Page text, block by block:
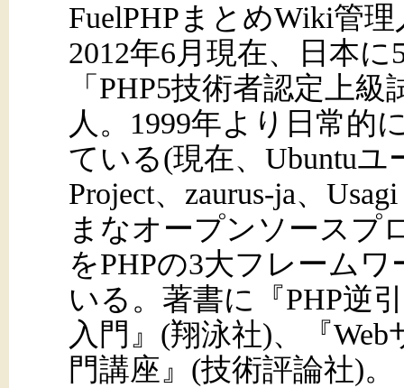
FuelPHPまとめWiki管
2012年6月現在、日本
「PHP5技術者認定上
人。1999年より日常的
ている(現在、Ubuntuユ
Project、zaurus-ja、
まなオープンソースプ
をPHPの3大フレーム
いる。著書に『PHP逆
入門』(翔泳社)、『
門講座』(技術評論社)。